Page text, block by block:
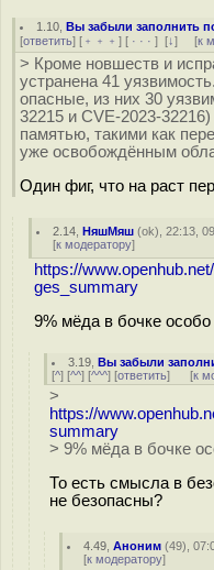
1.10 ,Вы забыли заполнить
[ответить] [ ﹢﹢﹢ ] [ · · · ] [↓] [к
> Кроме новшеств и
устранена 41
опасные, из них 30
32215 и CVE-2023-
памятью, такими как
уже освобождённым
Один фиг, что на раст
2.14 ,НяшМяш (ok), 22:13,
[к модератору]
https://
ges_summary
9% мёда в бочке
3.19 ,Вы забыли
[^] [^^] [^^^] [ответить] [к
>
https://
summary
> 9% мёда в бочке
То есть смысла в
не безопасны?
4.49 ,Аноним (49),
[к модератору]